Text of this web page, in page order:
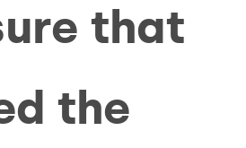
that
the